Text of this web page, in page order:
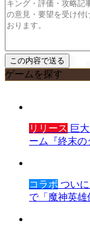
ゲームを探す
リリース 巨
ーム『終末の
コラボ つい
で「魔神英雄